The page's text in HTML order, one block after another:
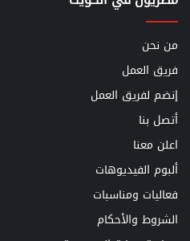
من نحن
فريق العمل
إنضم لفريق العمل
أتصل بنا
اعلن معنا
ألبوم الفيديوهات
فعاليات ومناسبات
الشروط والأحكام